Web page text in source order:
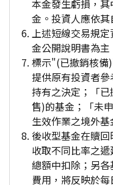
本金發生虧損，
金。投資人應依其
上述短線交易規
金公開說明書為主
標示"(已撤銷核
提供原有投資者
持有之決定；「
售)的基金；「未
生效作業之境外基
後收型基金在贖
收取不同比率之
總額中扣除；另
費用，將反映於